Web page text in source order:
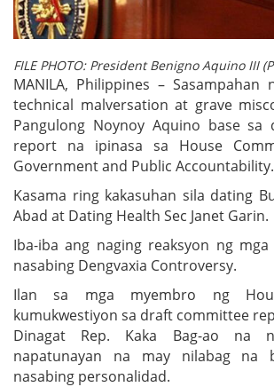
FILE PHOTO: President Benigno Aquino III
MANILA, Philippines – Sasampahan
technical malversation at grave
Pangulong Noynoy Aquino base sa
report na ipinasa sa House
Government and Public Accountability.
Kasama ring kakasuhan sila dating
Abad at Dating Health Sec Janet Garin.
Iba-iba ang naging reaksyon ng
nasabing Dengvaxia Controversy.
Ilan sa mga myembro ng
kumukwestiyon sa draft committee
Dinagat Rep. Kaka Bag-ao na
napatunayan na may nilabag na
nasabing personalidad.